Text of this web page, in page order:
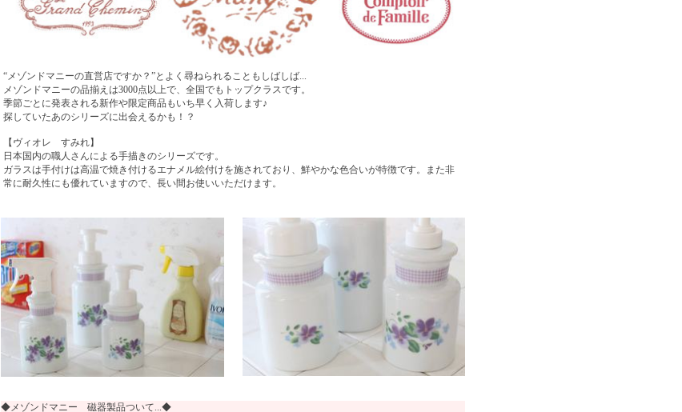
“メゾンドマニーの直営店ですか？”とよく尋ねられることもしばしば...
メゾンドマニーの品揃えは3000点以上で、全国でもトップクラスです。
季節ごとに発表される新作や限定商品もいち早く入荷します♪
探していたあのシリーズに出会えるかも！？
【ヴィオレ すみれ】
日本国内の職人さんによる手描きのシリーズです。
ガラスは手付けは高温で焼き付けるエナメル絵付けを施されており、鮮やかな色合いが特徴です。また非
常に耐久性にも優れていますので、長い間お使いいただけます。
◆メゾンドマニー 磁器製品ついて...◆